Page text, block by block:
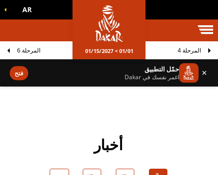
داكار AR
01/01 > 01/15/2027 المرحلة 4 المرحلة 6
✕ حمّل التطبيق
اغمر نفسك في Dakar فتح
أخبار